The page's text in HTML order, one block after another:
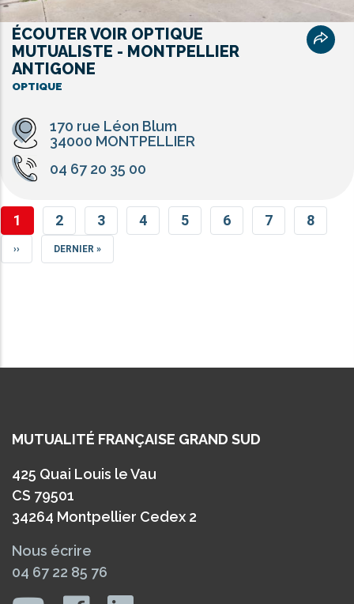
ÉCOUTER VOIR OPTIQUE
MUTUALISTE - MONTPELLIER
ANTIGONE
OPTIQUE
170 rue Léon Blum
34000 MONTPELLIER
04 67 20 35 00
PAGE
COURANTE
1 PAGE
2 PAGE
3 PAGE
4 PAGE
5 PAGE
6 PAGE
7 PAGE
8
PAGE
›› DERNIÈRE
DERNIER »
MUTUALITÉ FRANÇAISE GRAND SUD
425 Quai Louis le Vau
CS 79501
34264 Montpellier Cedex 2
Nous écrire
04 67 22 85 76